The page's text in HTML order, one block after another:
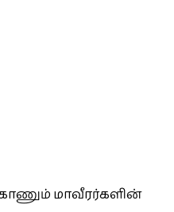
மாவீரர்களின்